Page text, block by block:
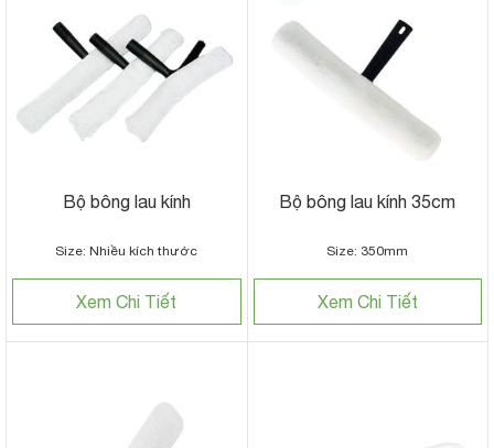
Bộ bông lau kính
Size: Nhiều kích thước
Xem Chi Tiết
Bộ bông lau kính 35cm
Size: 350mm
Xem Chi Tiết